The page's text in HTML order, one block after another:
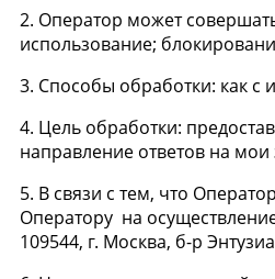
2. Оператор может
использование;
3. Способы обработки: как с
4. Цель обработки:
направление ответов на
5. В связи с тем, что
Оператору на
109544, г. Москва, б-р